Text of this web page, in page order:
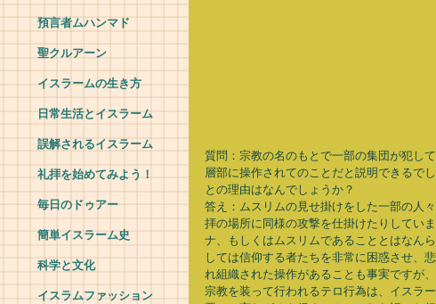
預言者ムハンマド
聖クルアーン
イスラームの生き方
日常生活とイスラーム
誤解されるイスラーム
礼拝を始めてみよう！
毎日のドゥアー
簡単イスラーム史
科学と文化
イスラムファッション
質問：宗教の名のもとで一部の集団が犯し
層部に操作されてのことだと説明できるで
との理由はなんでしょうか？
答え：ムスリムの見せ掛けをした一部の人
拝の場所に同様の攻撃を仕掛けたりしてい
ナ、もしくはムスリムであることとはなん
しては信仰する者たちを非常に困惑させ、
れ組織された操作があることも事実ですが
宗教を装って行われるテロ行為は、イスラ